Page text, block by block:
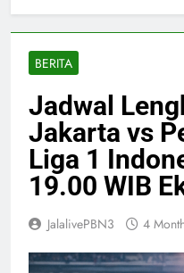
BERITA
Jadwal
Jakarta vs
Liga 1
19.00 WIB
JalalivePBN3 4